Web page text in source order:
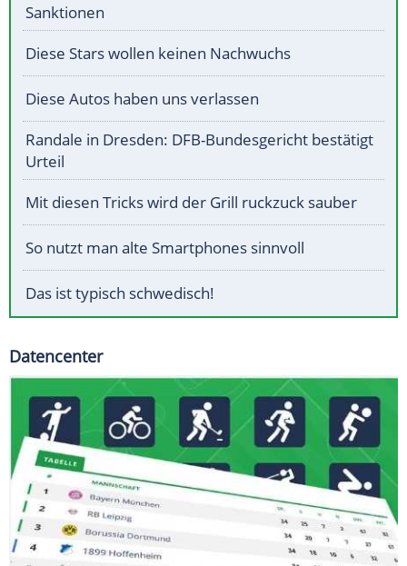
Sanktionen
Diese Stars wollen keinen Nachwuchs
Diese Autos haben uns verlassen
Randale in Dresden: DFB-Bundesgericht bestätigt
Urteil
Mit diesen Tricks wird der Grill ruckzuck sauber
So nutzt man alte Smartphones sinnvoll
Das ist typisch schwedisch!
Datencenter